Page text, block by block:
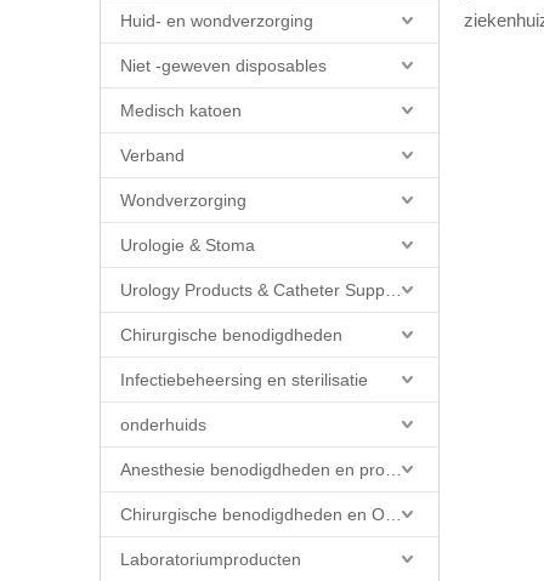
Huid- en wondverzorging
Niet -geweven disposables
Medisch katoen
Verband
Wondverzorging
Urologie & Stoma
Chirurgische benodigdheden
Infectiebeheersing en sterilisatie
onderhuids
Laboratoriumproducten